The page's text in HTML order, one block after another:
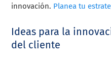
innovación. Planea tu
Ideas para la
del cliente